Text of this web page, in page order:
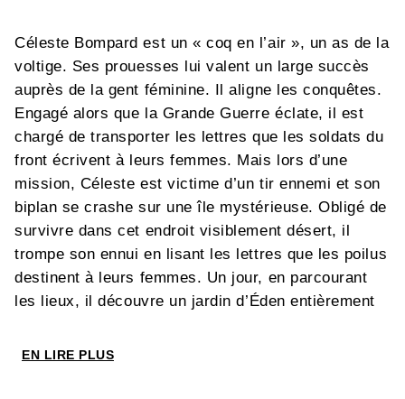
Céleste Bompard est un « coq en l’air », un as de la
voltige. Ses prouesses lui valent un large succès
auprès de la gent féminine. Il aligne les conquêtes.
Engagé alors que la Grande Guerre éclate, il est
chargé de transporter les lettres que les soldats du
front écrivent à leurs femmes. Mais lors d’une
mission, Céleste est victime d’un tir ennemi et son
biplan se crashe sur une île mystérieuse. Obligé de
survivre dans cet endroit visiblement désert, il
trompe son ennui en lisant les lettres que les poilus
destinent à leurs femmes. Un jour, en parcourant
les lieux, il découvre un jardin d’Éden entièrement
belles que redoutables, qui ne tardent pas à le
EN LIRE PLUS